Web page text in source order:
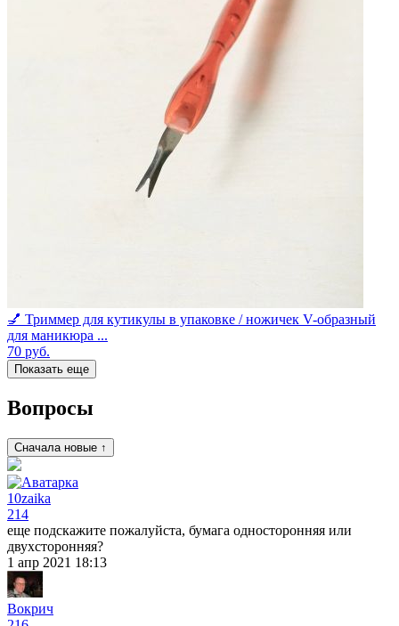
💅 Триммер для кутикулы в упаковке / ножичек V-образный
для маникюра ...
70 руб.
Показать еще
Вопросы
Сначала новые ↑
10zaika
214
еще подскажите пожалуйста, бумага односторонняя или
двухсторонняя?
1 апр 2021 18:13
Вокрич